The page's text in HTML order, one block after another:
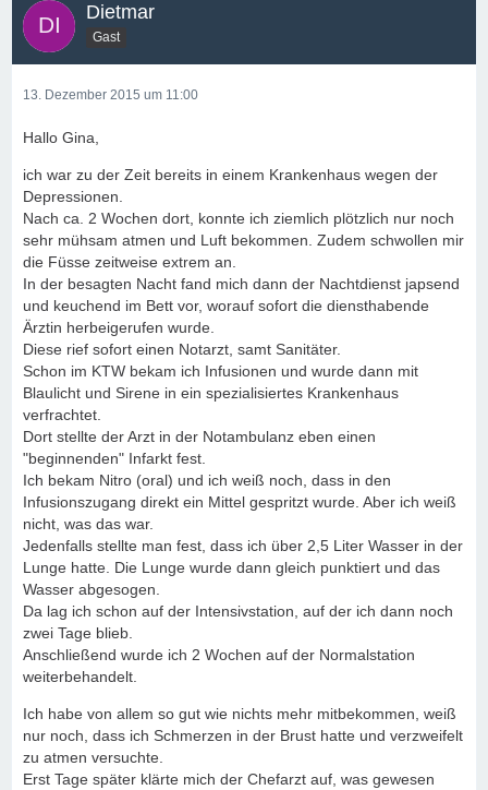
Dietmar
Gast
13. Dezember 2015 um 11:00
Hallo Gina,
ich war zu der Zeit bereits in einem Krankenhaus wegen der
Depressionen.
Nach ca. 2 Wochen dort, konnte ich ziemlich plötzlich nur noch
sehr mühsam atmen und Luft bekommen. Zudem schwollen mir
die Füsse zeitweise extrem an.
In der besagten Nacht fand mich dann der Nachtdienst japsend
und keuchend im Bett vor, worauf sofort die diensthabende
Ärztin herbeigerufen wurde.
Diese rief sofort einen Notarzt, samt Sanitäter.
Schon im KTW bekam ich Infusionen und wurde dann mit
Blaulicht und Sirene in ein spezialisiertes Krankenhaus
verfrachtet.
Dort stellte der Arzt in der Notambulanz eben einen
"beginnenden" Infarkt fest.
Ich bekam Nitro (oral) und ich weiß noch, dass in den
Infusionszugang direkt ein Mittel gespritzt wurde. Aber ich weiß
nicht, was das war.
Jedenfalls stellte man fest, dass ich über 2,5 Liter Wasser in der
Lunge hatte. Die Lunge wurde dann gleich punktiert und das
Wasser abgesogen.
Da lag ich schon auf der Intensivstation, auf der ich dann noch
zwei Tage blieb.
Anschließend wurde ich 2 Wochen auf der Normalstation
weiterbehandelt.
Ich habe von allem so gut wie nichts mehr mitbekommen, weiß
nur noch, dass ich Schmerzen in der Brust hatte und verzweifelt
zu atmen versuchte.
Erst Tage später klärte mich der Chefarzt auf, was gewesen